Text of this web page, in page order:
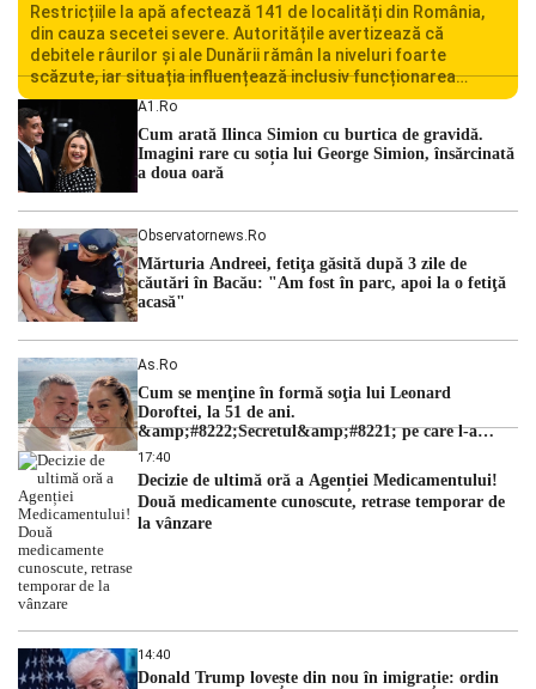
Restricțiile la apă afectează 141 de localități din România,
din cauza secetei severe. Autoritățile avertizează că
debitele râurilor și ale Dunării rămân la niveluri foarte
scăzute, iar situația influențează inclusiv funcționarea
Centralei Nucleare de la Cernavodă. România se confruntă
cu una dintre cele mai dificile perioade din punct de vedere
hidrologic din ultimii ani. Lipsa […]
A1.ro
Cum arată Ilinca Simion cu burtica de gravidă.
Imagini rare cu soția lui George Simion, însărcinată
a doua oară
Observatornews.ro
Mărturia Andreei, fetiţa găsită după 3 zile de
căutări în Bacău: "Am fost în parc, apoi la o fetiţă
acasă"
As.ro
Cum se menţine în formă soţia lui Leonard
Doroftei, la 51 de ani.
&amp;#8222;Secretul&amp;#8221; pe care l-a
dezvăluit
17:40
Decizie de ultimă oră a Agenției Medicamentului!
Două medicamente cunoscute, retrase temporar de
la vânzare
14:40
Donald Trump lovește din nou în imigrație: ordin